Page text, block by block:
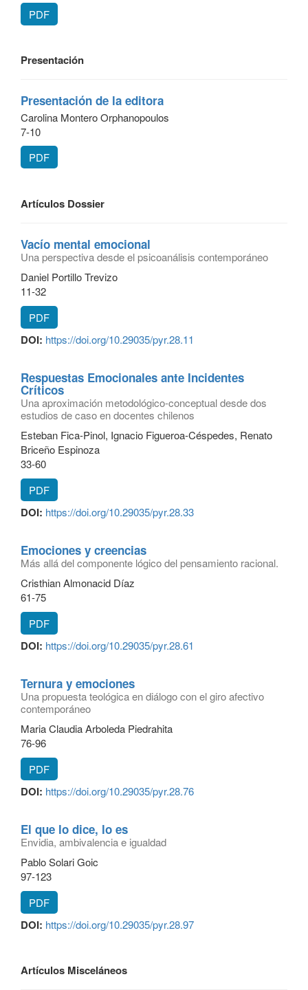
PDF
Presentación
Presentación de la editora
Carolina Montero Orphanopoulos
7-10
PDF
Artículos Dossier
Vacío mental emocional
Una perspectiva desde el psicoanálisis contemporáneo
Daniel Portillo Trevizo
11-32
PDF
DOI: https://doi.org/10.29035/pyr.28.11
Respuestas Emocionales ante Incidentes
Críticos
Una aproximación metodológico-conceptual desde dos
estudios de caso en docentes chilenos
Esteban Fica-Pinol, Ignacio Figueroa-Céspedes, Renato
Briceño Espinoza
33-60
PDF
DOI: https://doi.org/10.29035/pyr.28.33
Emociones y creencias
Más allá del componente lógico del pensamiento racional.
Cristhian Almonacid Díaz
61-75
PDF
DOI: https://doi.org/10.29035/pyr.28.61
Ternura y emociones
Una propuesta teológica en diálogo con el giro afectivo
contemporáneo
Maria Claudia Arboleda Piedrahita
76-96
PDF
DOI: https://doi.org/10.29035/pyr.28.76
El que lo dice, lo es
Envidia, ambivalencia e igualdad
Pablo Solari Goic
97-123
PDF
DOI: https://doi.org/10.29035/pyr.28.97
Artículos Misceláneos